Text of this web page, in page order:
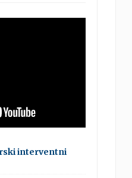
interventni